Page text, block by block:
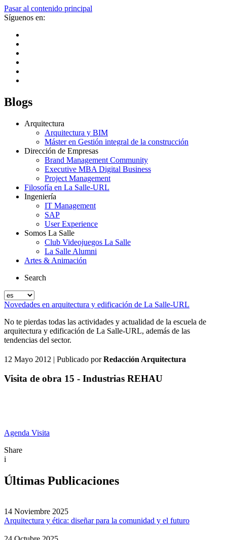
Pasar al contenido principal
Síguenos en:
Blogs
Arquitectura
Arquitectura y BIM
Máster en Gestión integral de la construcción
Dirección de Empresas
Brand Management Community
Executive MBA Digital Business
Project Management
Filosofía en La Salle-URL
Ingeniería
IT Management
SAP
User Experience
Somos La Salle
Club Videojuegos La Salle
La Salle Alumni
Artes & Animación
Search
Novedades en arquitectura y edificación de La Salle-URL
No te pierdas todas las actividades y actualidad de la escuela de
arquitectura y edificación de La Salle-URL, además de las
tendencias del sector.
12 Mayo 2012 | Publicado porRedacción Arquitectura
Visita de obra 15 - Industrias REHAU
Agenda Visita
Share
i
Últimas Publicaciones
14 Noviembre 2025
Arquitectura y ética: diseñar para la comunidad y el futuro